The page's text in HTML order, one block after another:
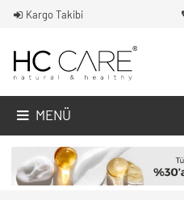
Kargo Takibi
MENÜ